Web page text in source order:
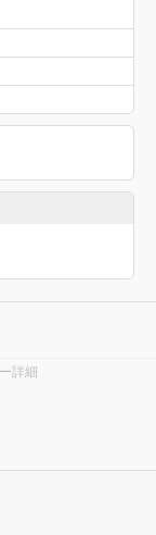
詳細